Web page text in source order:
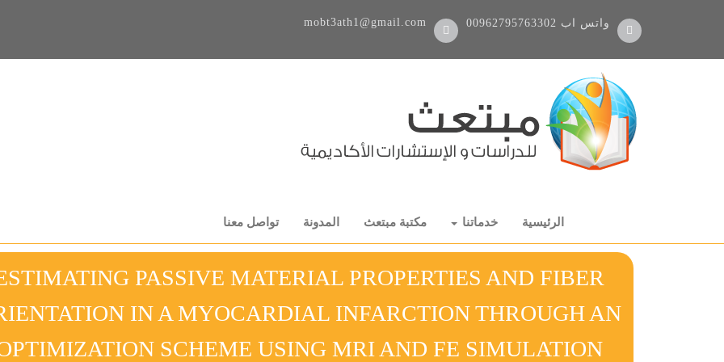
00962795763302 واتس اب mobt3ath1@gmail.com
الرئيسية خدماتنا مكتبة مبتعث المدونة تواصل معنا
PASSIVE MATERIAL PROPERTIES AND FIBER
IN A MYOCARDIAL INFARCTION THROUGH AN
SCHEME USING MRI AND FE SIMULATION